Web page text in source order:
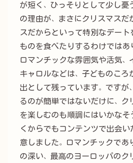
が短く、ひっそりとして少し
の理由が、まさにクリスマスだ
スだからといって特別なデー
ものを食べたりするわけではあ
ロマンチックな雰囲気や活気、
キャロルなどは、子どものこ
出として残っています。ですが
るのが簡単ではないだけに、ク
を楽しむのも順調にはいかな
くからでもコンテンツで出会
意しました。ロマンチックで
の深い、最高のヨーロッパのク